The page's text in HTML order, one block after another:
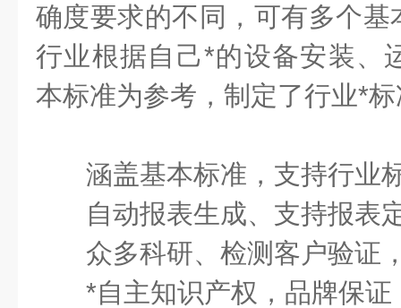
确度要求的不同，可有多个
行业根据自己*的设备安装、
本标准为参考，制定了行业*
涵盖基本标准，支持行业
自动报表生成、支持报表
众多科研、检测客户验证
*自主知识产权，品牌保